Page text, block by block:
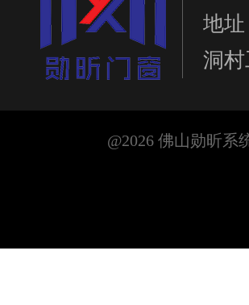
地
洞村
@2026 佛山勋昕系